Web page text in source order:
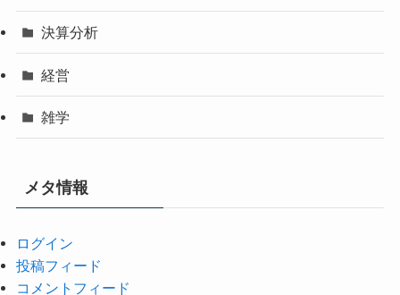
決算分析
経営
雑学
メタ情報
ログイン
投稿フィード
コメントフィード